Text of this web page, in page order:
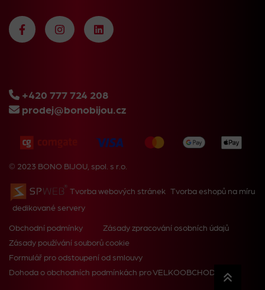
+420 777 724 208
prodej@bonobijou.cz
© 2023 BONO BIJOU, spol. s r.o.
Tvorba webových stránek Tvorba eshopů na míru
dedikované servery
Obchodní podmínky
Zásady zpracování osobních údajů
Zásady používání souborů cookie
Formulář pro odstoupení od smlouvy
Dohoda o obchodních podmínkách pro VELKOOBCHOD